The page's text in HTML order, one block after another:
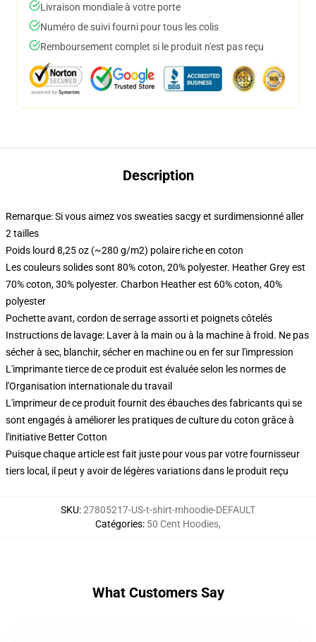
Livraison mondiale à votre porte
Numéro de suivi fourni pour tous les colis
Remboursement complet si le produit n'est pas reçu
Description
Remarque: Si vous aimez vos sweaties sacgy et surdimensionné aller
2 tailles
Poids lourd 8,25 oz (~280 g/m2) polaire riche en coton
Les couleurs solides sont 80% coton, 20% polyester. Heather Grey est
70% coton, 30% polyester. Charbon Heather est 60% coton, 40%
polyester
Pochette avant, cordon de serrage assorti et poignets côtelés
Instructions de lavage: Laver à la main ou à la machine à froid. Ne pas
sécher à sec, blanchir, sécher en machine ou en fer sur l'impression
L'imprimante tierce de ce produit est évaluée selon les normes de
l'Organisation internationale du travail
L'imprimeur de ce produit fournit des ébauches des fabricants qui se
sont engagés à améliorer les pratiques de culture du coton grâce à
l'initiative Better Cotton
Puisque chaque article est fait juste pour vous par votre fournisseur
tiers local, il peut y avoir de légères variations dans le produit reçu
SKU:27805217-US-t-shirt-mhoodie-DEFAULT
Catégories: 50 Cent Hoodies,
What Customers Say